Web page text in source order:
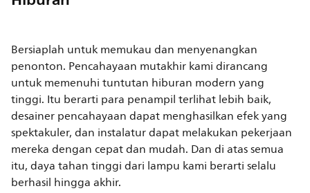
Bersiaplah untuk memukau dan menyenangkan
penonton. Pencahayaan mutakhir kami dirancang
untuk memenuhi tuntutan hiburan modern yang
tinggi. Itu berarti para penampil terlihat lebih baik,
desainer pencahayaan dapat menghasilkan efek yang
spektakuler, dan instalatur dapat melakukan pekerjaan
mereka dengan cepat dan mudah. Dan di atas semua
itu, daya tahan tinggi dari lampu kami berarti selalu
berhasil hingga akhir.